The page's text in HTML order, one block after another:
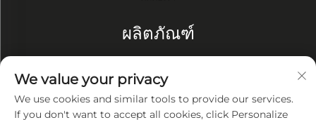
ผลิตภัณฑ์
ปั๊มสุญญากาศ
เตาสุญญากาศ
We value your privacy
We use cookies and similar tools to provide our services.
If you don't want to accept all cookies, click Personalize